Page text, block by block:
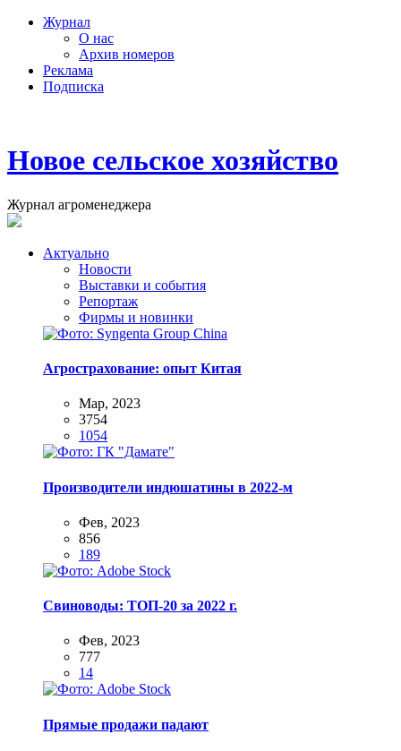
Журнал
О нас
Архив номеров
Реклама
Подписка
Новое сельское хозяйство
Журнал агроменеджера
Актуально
Новости
Выставки и события
Репортаж
Фирмы и новинки
Агрострахование: опыт Китая
Мар, 2023
3754
1054
Производители индюшатины в 2022-м
Фев, 2023
856
189
Свиноводы: ТОП-20 за 2022 г.
Фев, 2023
777
14
Прямые продажи падают